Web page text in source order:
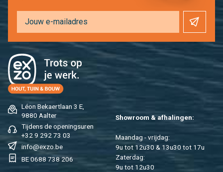
Léon Be­kaert­laan 3 E,
9880 Aal­ter
Tij­dens de ope­nings­uren
+32 9 292 73 03
info@​exzo.​be
BE 0688 738 206
Show­room & af­ha­lin­gen:
Maan­dag - vrij­dag:
9u tot 12u30 & 13u30 tot 17u
Za­ter­dag:
9u tot 12u30